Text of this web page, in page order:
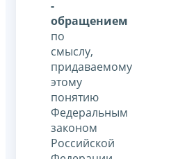
-
обращением
по
смыслу,
придаваемому
этому
понятию
Федеральным
законом
Российской